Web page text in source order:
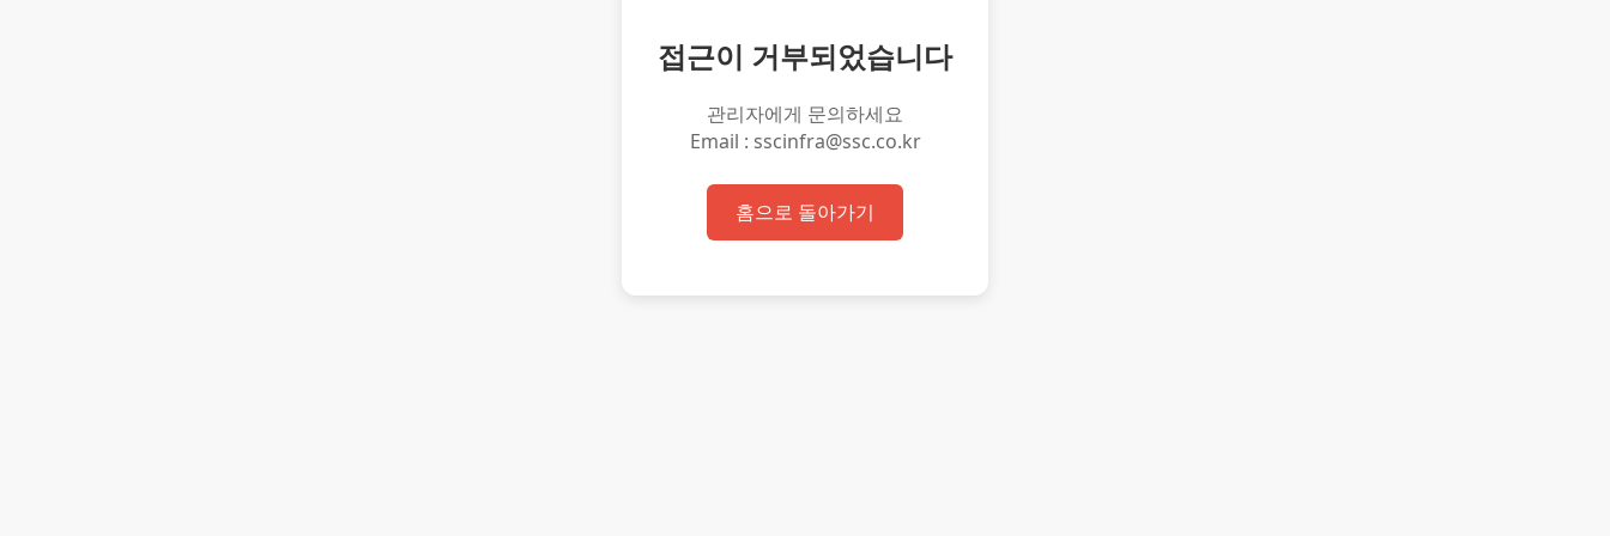
접근이 거부되었습니다
관리자에게 문의하세요
Email : sscinfra@ssc.co.kr
홈으로 돌아가기